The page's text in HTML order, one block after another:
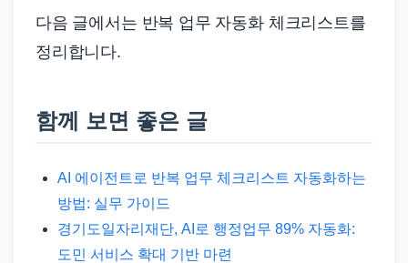
다음 글에서는 반복 업무 자동화 체크리스트를
정리합니다.
함께 보면 좋은 글
AI 에이전트로 반복 업무 체크리스트 자동화하는
방법: 실무 가이드
경기도일자리재단, AI로 행정업무 89% 자동화:
도민 서비스 확대 기반 마련